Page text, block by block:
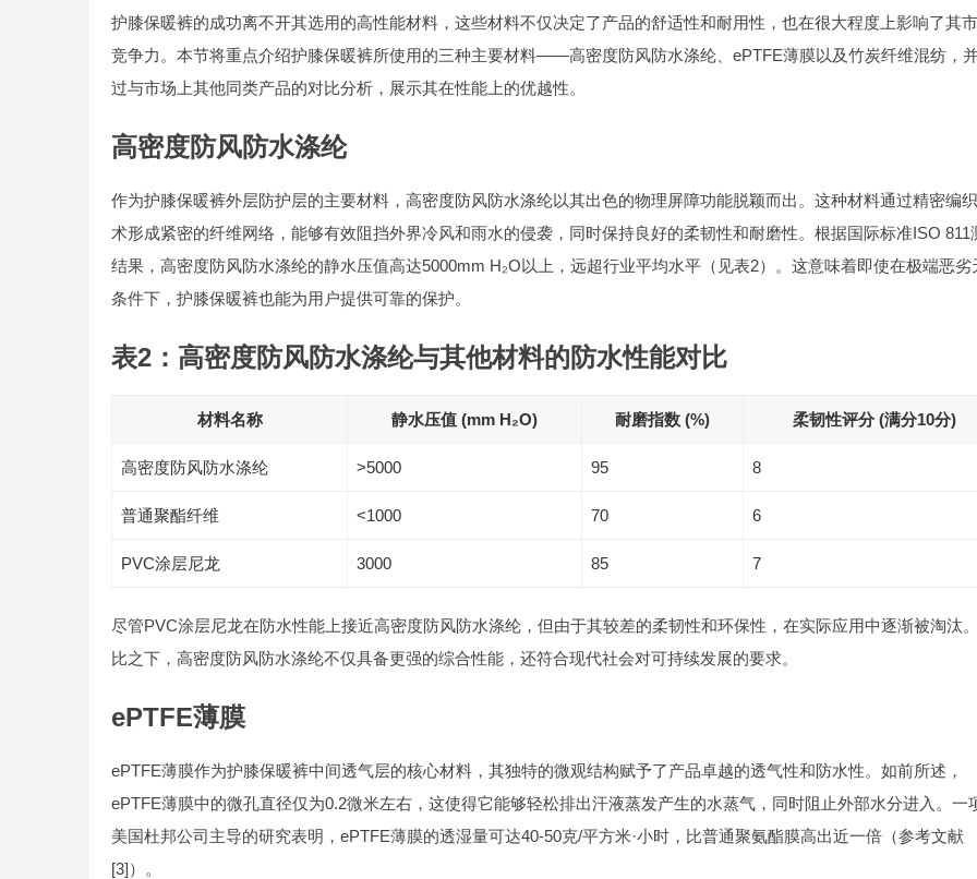
护膝保暖裤的成功离不开其选用的高性能材料，这些材料不仅决定了产品的舒适性和耐用性，也在很大程度上影响了其
竞争力。本节将重点介绍护膝保暖裤所使用的三种主要材料——高密度防风防水涤纶、ePTFE薄膜以及竹炭纤维混纺，
过与市场上其他同类产品的对比分析，展示其在性能上的优越性。
高密度防风防水涤纶
作为护膝保暖裤外层防护层的主要材料，高密度防风防水涤纶以其出色的物理屏障功能脱颖而出。这种材料通过精密编
术形成紧密的纤维网络，能够有效阻挡外界冷风和雨水的侵袭，同时保持良好的柔韧性和耐磨性。根据国际标准ISO 811
结果，高密度防风防水涤纶的静水压值高达5000mm H₂O以上，远超行业平均水平（见表2）。这意味着即使在极端恶劣
条件下，护膝保暖裤也能为用户提供可靠的保护。
表2：高密度防风防水涤纶与其他材料的防水性能对比
材料名称 静水压值 (mm H₂O) 耐磨指数 (%) 柔韧性评分 (满分10分)
高密度防风防水涤纶 >5000 95 8
普通聚酯纤维 <1000 70 6
PVC涂层尼龙 3000 85 7
尽管PVC涂层尼龙在防水性能上接近高密度防风防水涤纶，但由于其较差的柔韧性和环保性，在实际应用中逐渐被淘汰
比之下，高密度防风防水涤纶不仅具备更强的综合性能，还符合现代社会对可持续发展的要求。
ePTFE薄膜
ePTFE薄膜作为护膝保暖裤中间透气层的核心材料，其独特的微观结构赋予了产品卓越的透气性和防水性。如前所述，
ePTFE薄膜中的微孔直径仅为0.2微米左右，这使得它能够轻松排出汗液蒸发产生的水蒸气，同时阻止外部水分进入。一
美国杜邦公司主导的研究表明，ePTFE薄膜的透湿量可达40-50克/平方米·小时，比普通聚氨酯膜高出近一倍（参考文献
[3]）。